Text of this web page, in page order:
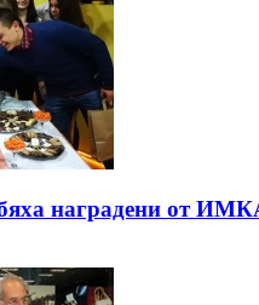
наградени от